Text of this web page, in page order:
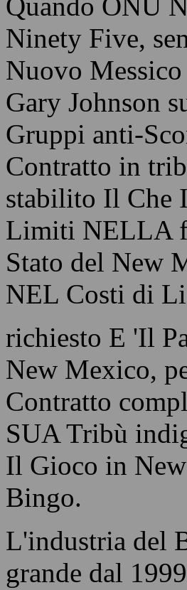
Ninety Five,
Nuovo
Gary Johnson
Gruppi anti-
Contratto in
stabilito Il Che
Limiti NELLA
Stato del New
NEL Costi di
richiesto E 'Il
New Mexico,
Contratto
SUA Tribù
Il Gioco in
Bingo.
L'industria del
grande dal